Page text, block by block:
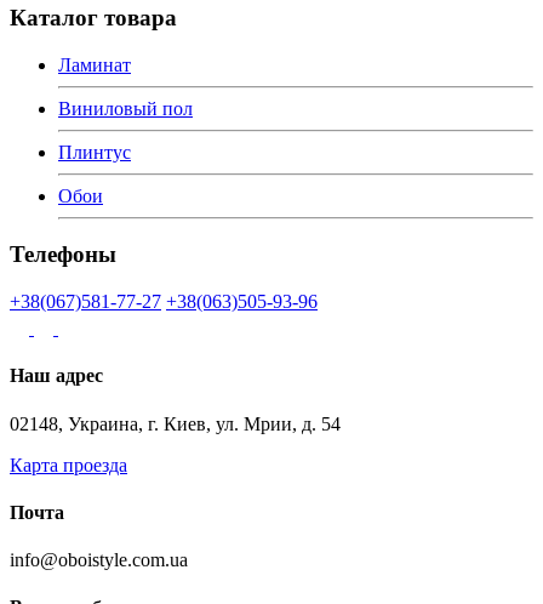
Каталог товара
Ламинат
Виниловый пол
Плинтус
Обои
Телефоны
+38(067)581-77-27 +38(063)505-93-96
Наш адрес
02148, Украина, г. Киев, ул. Мрии, д. 54
Карта проезда
Почта
info@oboistyle.com.ua